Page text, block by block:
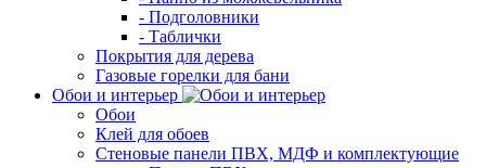
- Подголовники
- Таблички
Покрытия для дерева
Газовые горелки для бани
Обои и интерьер
Обои
Клей для обоев
Стеновые панели ПВХ, МДФ и комплектующие